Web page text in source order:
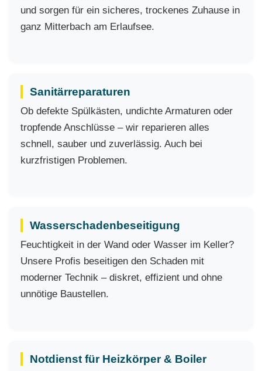
und sorgen für ein sicheres, trockenes Zuhause in
ganz Mitterbach am Erlaufsee.
Sanitärreparaturen
Ob defekte Spülkästen, undichte Armaturen oder
tropfende Anschlüsse – wir reparieren alles
schnell, sauber und zuverlässig. Auch bei
kurzfristigen Problemen.
Wasserschadenbeseitigung
Feuchtigkeit in der Wand oder Wasser im Keller?
Unsere Profis beseitigen den Schaden mit
moderner Technik – diskret, effizient und ohne
unnötige Baustellen.
Notdienst für Heizkörper & Boiler